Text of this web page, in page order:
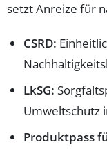
setzt Anreize für
CSRD:
LkSG:
Umweltschutz
Produktpass